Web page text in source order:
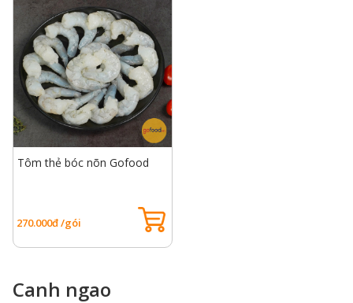
Tôm thẻ bóc nõn Gofood
270.000đ /gói
Canh ngao